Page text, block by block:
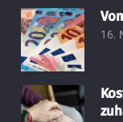
16.